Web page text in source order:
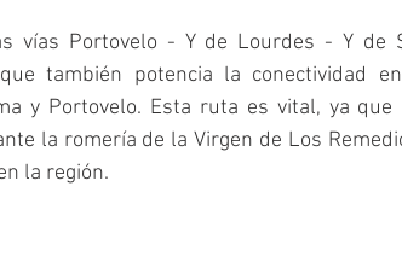
vías Portovelo - Y de Lourdes - Y de
también potencia la conectividad
y Portovelo. Esta ruta es vital, ya
la romería de la Virgen de Los
la región.